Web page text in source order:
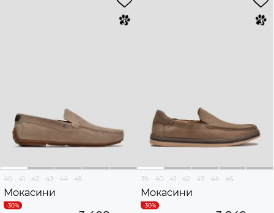
40 41 42 43 44 45
Мокасини
39 40 41 42 43 44 45
Мокасини